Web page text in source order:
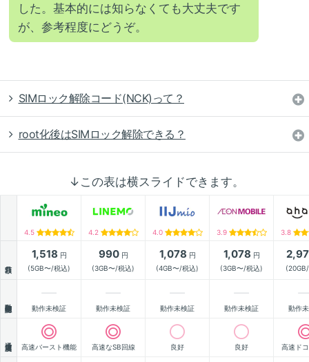
した。基本的には知らなくても大丈夫です
が、参考程度にどうぞ。
SIMロック解除コード(NCK)って？
root化後はSIMロック解除できる？
↓この表は横スライドできます。
4.5 4.2 4.0 3.9 3.8
1,518 円
(5GB〜/税込)
990円
(3GB〜/税込)
1,078 円
(4GB〜/税込)
1,078 円
(3GB〜/税込)
動作未検証 動作未検証 動作未検証 動作未検証 動作
高速バースト機能 高速なSB回線 良好 良好 高速ド